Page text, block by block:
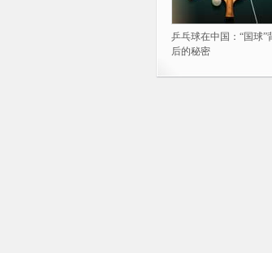
乒乓球在中国：“国球”
后的秘密